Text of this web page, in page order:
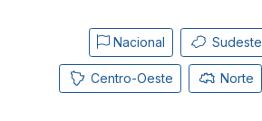
Nacional Sudeste
Centro-Oeste Norte